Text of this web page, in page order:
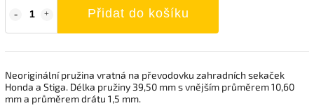
Přidat do košíku
Neoriginální pružina vratná na převodovku zahradních sekaček
Honda a Stiga. Délka pružiny 39,50 mm s vnějším průměrem 10,60
mm a průměrem drátu 1,5 mm.